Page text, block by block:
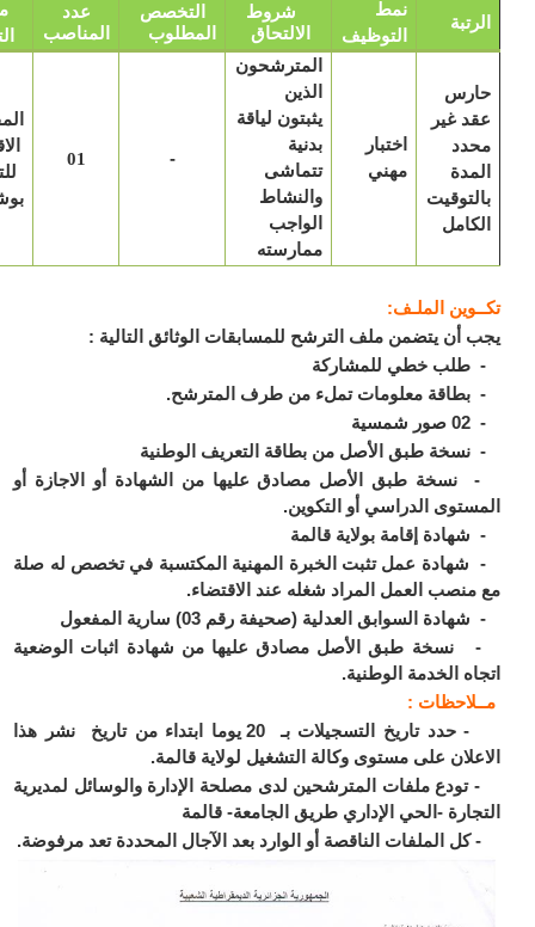
التوظيف
الالتحاق
التخصص
المطلوب
عدد
المناصب
التعيين
غير
اختبار
مهني
المترشحون
يثبتون لياقة
بدنية
تتماشى
والنشاط
ممارسته
المفتشية
الاقليمية
بوشقوف
الملـف:
أن يتضمن ملف الترشح للمسابقات الوثائق التالية :
خطي للمشاركة
معلومات تملء من طرف المترشح.
طبق الأصل من بطاقة التعريف الوطنية
طبق الأصل مصادق عليها من الشهادة أو الاجازة أو
الدراسي أو التكوين.
إقامة بولاية قالمة
عمل تثبت الخبرة المهنية المكتسبة في تخصص له صلة
العمل المراد شغله عند الاقتضاء.
السوابق العدلية (صحيفة رقم 03) سارية المفعول
طبق الأصل مصادق عليها من شهادة اثبات الوضعية
الخدمة الوطنية.
:
- حدد تاريخ التسجيلات بـ 20 يوما ابتداء من تاريخ نشر هذا
على مستوى وكالة التشغيل لولاية قالمة.
ملفات المترشحين لدى مصلحة الإدارة والوسائل لمديرية
-الحي الإداري طريق الجامعة- قالمة
الملفات الناقصة أو الوارد بعد الآجال المحددة تعد مرفوضة.